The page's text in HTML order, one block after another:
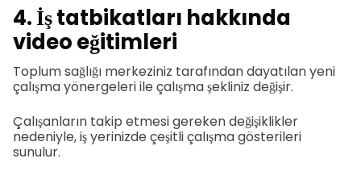
4. İş tatbikatları hakkında
video eğitimleri
Toplum sağlığı merkeziniz tarafından dayatılan yeni
çalışma yönergeleri ile çalışma şekliniz değişir.
Çalışanların takip etmesi gereken değişiklikler
nedeniyle, iş yerinizde çeşitli çalışma gösterileri
sunulur.